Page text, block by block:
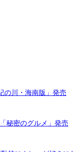
の川・海南版」発売
秘密のグルメ」発売